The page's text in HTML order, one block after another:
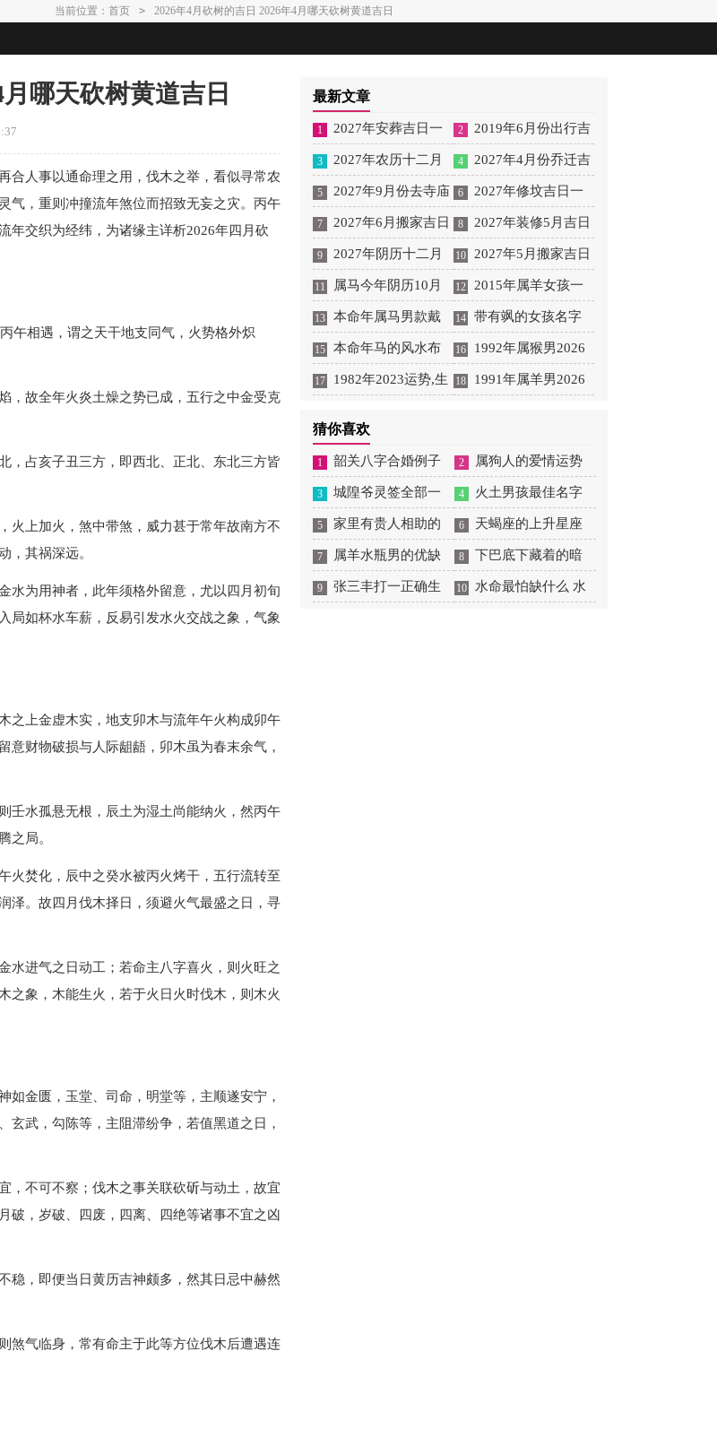
当前位置： 首页 > 2026年4月砍树的吉日 2026年4月哪天砍树黄道吉日
哪天砍树黄道吉日
合人事以通命理之用，伐木之举，看似寻常农
气，重则冲撞流年煞位而招致无妄之灾。丙午
年交织为经纬，为诸缘主详析2026年四月砍
午相遇，谓之天干地支同气，火势格外炽
，故全年火炎土燥之势已成，五行之中金受克
，占亥子丑三方，即西北、正北、东北三方皆
火上加火，煞中带煞，威力甚于常年故南方不
，其祸深远。
水为用神者，此年须格外留意，尤以四月初旬
局如杯水车薪，反易引发水火交战之象，气象
之上金虚木实，地支卯木与流年午火构成卯午
财物破损与人际龃龉，卯木虽为春末余气，
壬水孤悬无根，辰土为湿土尚能纳火，然丙午
之局。
火焚化，辰中之癸水被丙火烤干，五行流转至
泽。故四月伐木择日，须避火气最盛之日，寻
水进气之日动工；若命主八字喜火，则火旺之
之象，木能生火，若于火日火时伐木，则木火
金匮，玉堂、司命，明堂等，主顺遂安宁，
玄武，勾陈等，主阻滞纷争，若值黑道之日，
，不可不察；伐木之事关联砍斫与动土，故宜
破，岁破、四废，四离、四绝等诸事不宜之凶
稳，即便当日黄历吉神颇多，然其日忌中赫然
煞气临身，常有命主于此等方位伐木后遭遇连
最新文章
1 2027年安葬吉日一
览表 2027年12月安葬吉
日一览表
2 2019年6月份出行吉
日 2027年6月出行吉日
一览表
3 2027年农历十二月
安床吉日 2027年正月安
床吉日吉时查询
4 2027年4月份乔迁吉
日一览表 2027年4月乔
迁吉日吉时查询
5 2027年9月份去寺庙
祈福的日子 2027年5月
去寺庙吉日一览表
6 2027年修坟吉日一
览表 2027年农历2月修
坟吉日一览表
7 2027年6月搬家吉日
吉时 2027年农历6月搬
家吉日一览表
8 2027年装修5月吉日
良辰查询表 2027年农历
5月装修吉日一览表
9 2027年阴历十二月
开光吉日 2027年12月开
光吉日一览表
10 2027年5月搬家吉日
的详细解释 2027年5月
搬家吉日吉时查询
11 属马今年阴历10月
结婚好吗 属马还有几年
本命年结婚呢好吗
12 2015年属羊女孩一
生运势 2015年属羊女
2026年健康运好吗
13 本命年属马男款戴
什么财神 本命年属马男
士戴什么好一点
14 带有飒的女孩名字
女孩取名字带飒字有什
么名字好听
15 本命年马的风水布
局 本命年马的佛像怎么
16 1992年属猴男2026
年桃花运 1992年属猴男
17 1982年2023运势,生 18 1991年属羊男2026
猜你喜欢
1 韶关八字合婚例子
多吗 韶关八字测风水
2 属狗人的爱情运势
是什么意思 属狗的人爱
情观
3 城隍爷灵签全部一
百签 城隍爷灵签解签大
全
4 火土男孩最佳名字
火土属性的字男孩名字
有哪些
5 家里有贵人相助的
风水 家里有贵人是什么
意思
6 天蝎座的上升星座
一览表 天蝎座的上升星
座查询
7 属羊水瓶男的优缺
点 属羊水瓶座男生性格
8 下巴底下藏着的暗
痣图解 下巴尖底下有痣
9 张三丰打一正确生 10 水命最怕缺什么 水